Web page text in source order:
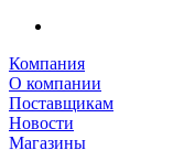
Компания
О компании
Поставщикам
Новости
Магазины